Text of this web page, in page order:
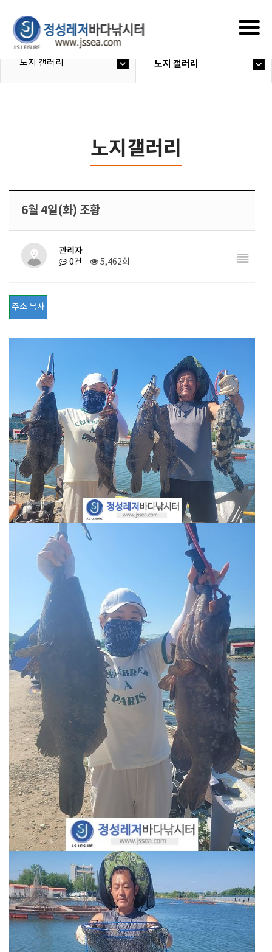
노지 갤러리 노지 갤러리
노지갤러리
6월 4일(화) 조황
관리자
0건 5,462회
주소 복사